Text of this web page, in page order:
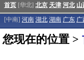
首页 [华北] 北京 天津 河北 山
[中南] 河南 湖北 湖南 广东 广
您现在的位置 >